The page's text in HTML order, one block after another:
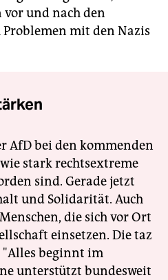
vor und nach den
mit den Nazis
AfD bei den kommenden
stark rechtsextreme
sind. Gerade jetzt
und Solidarität. Auch
die sich vor Ort
einsetzen. Die taz
beginnt im
unterstützt bundesweit